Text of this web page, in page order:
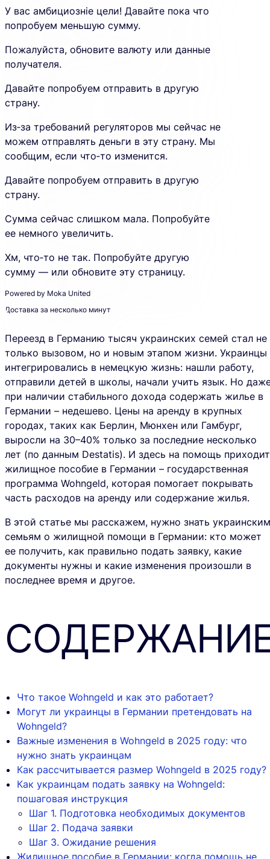
У вас амбициозніе цели! Давайте пока что
попробуем меньшую сумму.
Пожалуйста, обновите валюту или данные
получателя.
Давайте попробуем отправить в другую
страну.
Из‑за требований регуляторов мы сейчас не
можем отправлять деньги в эту страну. Мы
сообщим, если что‑то изменится.
Давайте попробуем отправить в другую
страну.
Сумма сейчас слишком мала. Попробуйте
ее немного увеличить.
Хм, что‑то не так. Попробуйте другую
сумму — или обновите эту страницу.
Powered by Moka United
Доставка за несколько минут
Переезд в Германию тысяч украинских семей стал не
только вызовом, но и новым этапом жизни. Украинцы
интегрировались в немецкую жизнь: нашли работу,
отправили детей в школы, начали учить язык. Но
при наличии стабильного дохода содержать жилье в
Германии – недешево. Цены на аренду в крупных
городах, таких как Берлин, Мюнхен или Гамбург,
выросли на 30–40% только за последние несколько
лет (по данным Destatis). И здесь на помощь приходит
жилищное пособие в Германии – государственная
программа Wohngeld, которая помогает покрывать
часть расходов на аренду или содержание жилья.
В этой статье мы расскажем, нужно знать украинским
семьям о жилищной помощи в Германии: кто может
ее получить, как правильно подать заявку, какие
документы нужны и какие изменения произошли в
последнее время и другое.
Что такое Wohngeld и как это работает?
Могут ли украинцы в Германии претендовать на
Wohngeld?
Важные изменения в Wohngeld в 2025 году: что
нужно знать украинцам
Как рассчитывается размер Wohngeld в 2025 году?
Как украинцам подать заявку на Wohngeld:
пошаговая инструкция
Шаг 1. Подготовка необходимых документов
Шаг 2. Подача заявки
Шаг 3. Ожидание решения